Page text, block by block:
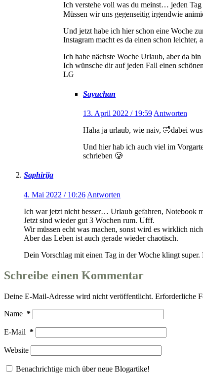
Ich verstehe voll was du meinst… jeden
Müssen wir uns gegenseitig irgendwie
Und jetzt habe ich hier schon eine Woche
Instagram macht es da einen schon
Ich habe nächste Woche Urlaub, aber da
Ich wünsche dir auf jeden Fall einen
LG
Sayuchan
13. April 2022 / 19:59 Antworten
Haha ja urlaub, wie naiv, 🤣dabei
Und hier hab ich auch viel im
schrieben 🥲
Saphirija
4. Mai 2022 / 10:26 Antworten
Ich war jetzt nicht besser… Urlaub gefahren, Notebook
Jetzt sind wieder gut 3 Wochen rum. Ufff.
Wir müssen echt was machen, sonst wird es wirklich
Aber das Leben ist auch gerade wieder chaotisch.
Dein Vorschlag mit einen Tag in der Woche klingt super.
Schreibe einen Kommentar
Deine E-Mail-Adresse wird nicht veröffentlicht. Erforderliche
Name *
E-Mail *
Website
Benachrichtige mich über neue Blogartike!